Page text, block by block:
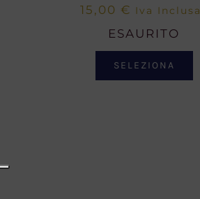
15,00 € Iva Inclusa
ESAURITO
SELEZIONA